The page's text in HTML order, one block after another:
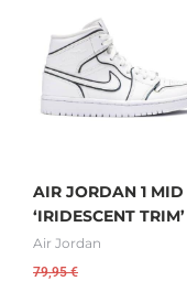
AIR JORDAN 1 MID
‘IRIDESCENT TRIM’
Air Jordan
79,95€